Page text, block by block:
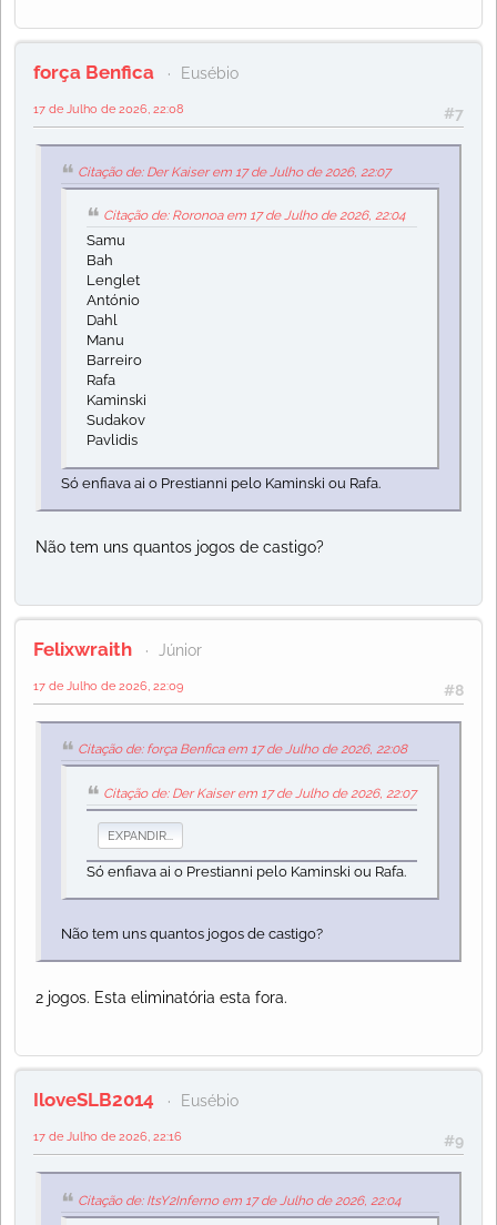
força Benfica Eusébio
#7
17 de Julho de 2026, 22:08
Citação de: Der Kaiser em 17 de Julho de 2026, 22:07
Citação de: Roronoa em 17 de Julho de 2026, 22:04
Samu
Bah
Lenglet
António
Dahl
Manu
Barreiro
Rafa
Kaminski
Sudakov
Pavlidis
Só enfiava ai o Prestianni pelo Kaminski ou Rafa.
Não tem uns quantos jogos de castigo?
Felixwraith Júnior
#8
17 de Julho de 2026, 22:09
Citação de: força Benfica em 17 de Julho de 2026, 22:08
Citação de: Der Kaiser em 17 de Julho de 2026, 22:07
EXPANDIR...
Só enfiava ai o Prestianni pelo Kaminski ou Rafa.
Não tem uns quantos jogos de castigo?
2 jogos. Esta eliminatória esta fora.
IloveSLB2014 Eusébio
#9
17 de Julho de 2026, 22:16
Citação de: ItsY2Inferno em 17 de Julho de 2026, 22:04